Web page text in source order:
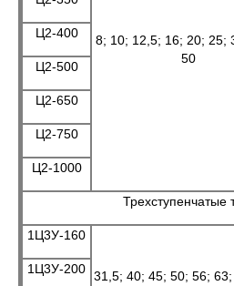
8; 10; 12,5; 16; 20; 25;
50
Ц2-400
Ц2-500
Ц2-650
Ц2-750
Ц2-1000
Трехступенчатые
1Ц3У-160
31,5; 40; 45; 50; 56;
1Ц3У-200